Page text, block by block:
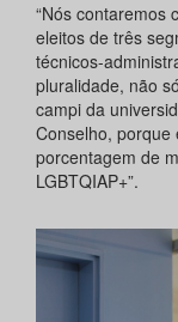
“Nós contaremos
eleitos de três
técnicos-
pluralidade, não
campi da
Conselho,
porcentagem de
LGBTQIAP+”.